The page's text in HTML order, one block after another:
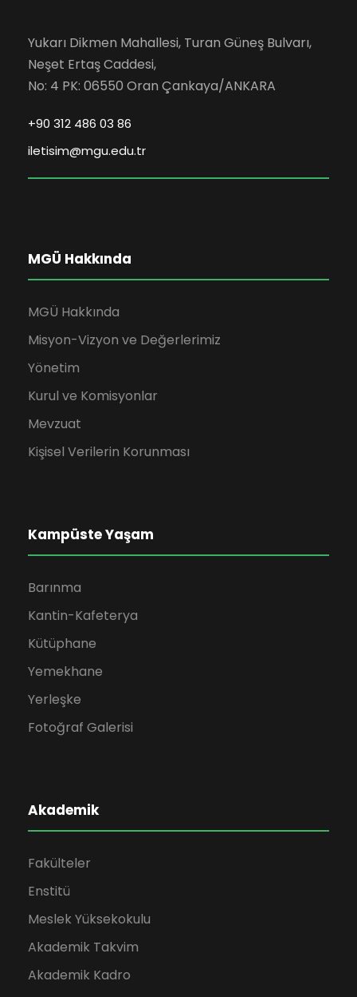
Yukarı Dikmen Mahallesi, Turan Güneş Bulvarı,
Neşet Ertaş Caddesi,
No: 4 PK: 06550 Oran Çankaya/ANKARA
+90 312 486 03 86
iletisim@mgu.edu.tr
MGÜ Hakkında
MGÜ Hakkında
Misyon-Vizyon ve Değerlerimiz
Yönetim
Kurul ve Komisyonlar
Mevzuat
Kişisel Verilerin Korunması
Kampüste Yaşam
Barınma
Kantin-Kafeterya
Kütüphane
Yemekhane
Yerleşke
Fotoğraf Galerisi
Akademik
Fakülteler
Enstitü
Meslek Yüksekokulu
Akademik Takvim
Akademik Kadro